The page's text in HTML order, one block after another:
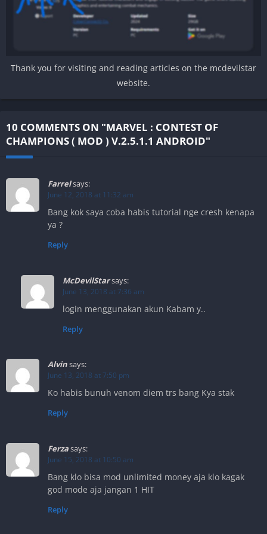
Thank you for visiting and reading articles on the mcdevilstar
website.
10 COMMENTS ON "MARVEL : CONTEST OF
CHAMPIONS ( MOD ) V.2.5.1.1 ANDROID"
Farrelsays:
June 12, 2018 at 11:32 am
Bang kok saya coba habis tutorial nge cresh kenapa
ya ?
Reply
McDevilStarsays:
June 13, 2018 at 7:36 am
login menggunakan akun Kabam y..
Reply
Alvinsays:
June 13, 2018 at 7:50 pm
Ko habis bunuh venom diem trs bang Kya stak
Reply
Ferzasays:
June 15, 2018 at 10:50 am
Bang klo bisa mod unlimited money aja klo kagak
god mode aja jangan 1 HIT
Reply